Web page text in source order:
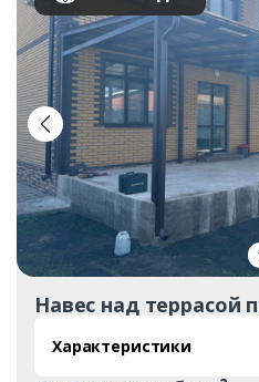
Навес над террасой
Характеристики